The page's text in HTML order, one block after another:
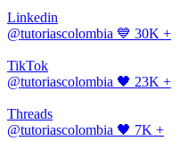
Linkedin
@tutoriascolombia 💙 30K +
TikTok
@tutoriascolombia 🖤 23K +
Threads
@tutoriascolombia 🖤 7K +